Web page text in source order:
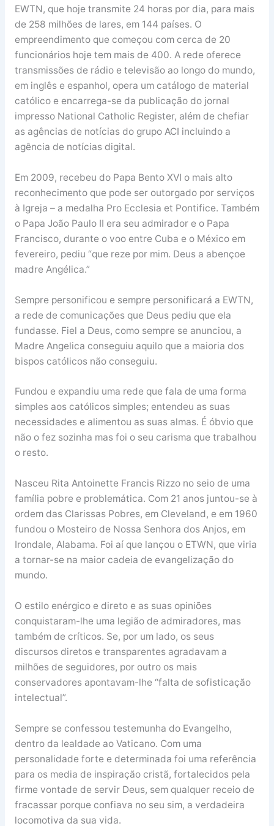
EWTN, que hoje transmite 24 horas por dia, para mais
de 258 milhões de lares, em 144 países. O
empreendimento que começou com cerca de 20
funcionários hoje tem mais de 400. A rede oferece
transmissões de rádio e televisão ao longo do mundo,
em inglês e espanhol, opera um catálogo de material
católico e encarrega-se da publicação do jornal
impresso National Catholic Register, além de chefiar
as agências de notícias do grupo ACI incluindo a
agência de notícias digital.
Em 2009, recebeu do Papa Bento XVI o mais alto
reconhecimento que pode ser outorgado por serviços
à Igreja – a medalha Pro Ecclesia et Pontifice. Também
o Papa João Paulo II era seu admirador e o Papa
Francisco, durante o voo entre Cuba e o México em
fevereiro, pediu “que reze por mim. Deus a abençoe
madre Angélica.”
Sempre personificou e sempre personificará a EWTN,
a rede de comunicações que Deus pediu que ela
fundasse. Fiel a Deus, como sempre se anunciou, a
Madre Angelica conseguiu aquilo que a maioria dos
bispos católicos não conseguiu.
Fundou e expandiu uma rede que fala de uma forma
simples aos católicos simples; entendeu as suas
necessidades e alimentou as suas almas. É óbvio que
não o fez sozinha mas foi o seu carisma que trabalhou
o resto.
Nasceu Rita Antoinette Francis Rizzo no seio de uma
família pobre e problemática. Com 21 anos juntou-se à
ordem das Clarissas Pobres, em Cleveland, e em 1960
fundou o Mosteiro de Nossa Senhora dos Anjos, em
Irondale, Alabama. Foi aí que lançou o ETWN, que viria
a tornar-se na maior cadeia de evangelização do
mundo.
O estilo enérgico e direto e as suas opiniões
conquistaram-lhe uma legião de admiradores, mas
também de críticos. Se, por um lado, os seus
discursos diretos e transparentes agradavam a
milhões de seguidores, por outro os mais
conservadores apontavam-lhe “falta de sofisticação
intelectual”.
Sempre se confessou testemunha do Evangelho,
dentro da lealdade ao Vaticano. Com uma
personalidade forte e determinada foi uma referência
para os media de inspiração cristã, fortalecidos pela
firme vontade de servir Deus, sem qualquer receio de
fracassar porque confiava no seu sim, a verdadeira
locomotiva da sua vida.